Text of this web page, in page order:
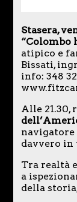
Stasera,
“Colombo
atipico e
Bissati,
info: 348
Alle 21.30,
navigatore
davvero in
Tra realtà
a
della